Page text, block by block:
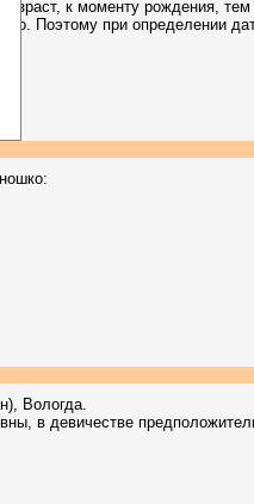
к моменту рождения,
Поэтому при определении
Вологда.
в девичестве